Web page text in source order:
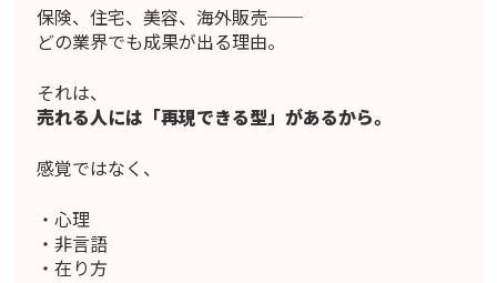
保険、住宅、美容、海外販売──
どの業界でも成果が出る理由。
それは、
売れる人には「再現できる型」があるから。
感覚ではなく、
・心理
・非言語
・在り方